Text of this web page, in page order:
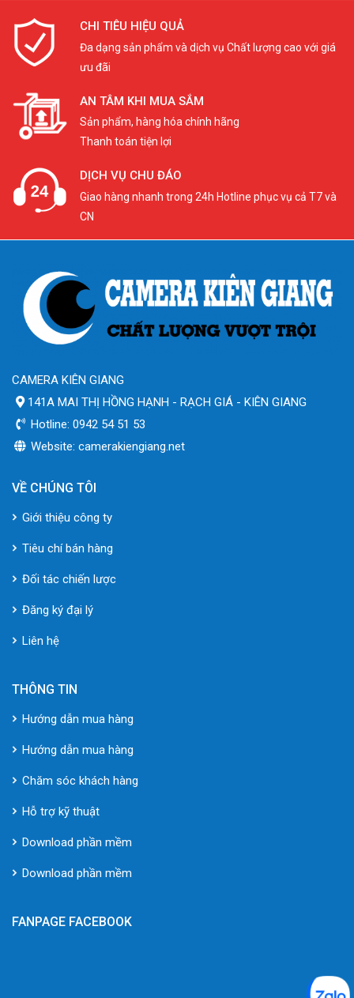
CHI TIÊU HIỆU QUẢ
Đa dạng sản phẩm và dịch vụ Chất lượng cao với giá
ưu đãi
AN TÂM KHI MUA SẮM
Sản phẩm, hàng hóa chính hãng
Thanh toán tiện lợi
DỊCH VỤ CHU ĐÁO
Giao hàng nhanh trong 24h Hotline phục vụ cả T7 và
CN
CAMERA KIÊN GIANG
141A MAI THỊ HỒNG HẠNH - RẠCH GIÁ - KIÊN GIANG
Hotline: 0942 54 51 53
Website: camerakiengiang.net
VỀ CHÚNG TÔI
Giới thiệu công ty
Tiêu chí bán hàng
Đối tác chiến lược
Đăng ký đại lý
Liên hệ
THÔNG TIN
Hướng dẫn mua hàng
Hướng dẫn mua hàng
Chăm sóc khách hàng
Hỗ trợ kỹ thuật
Download phần mềm
Download phần mềm
FANPAGE FACEBOOK